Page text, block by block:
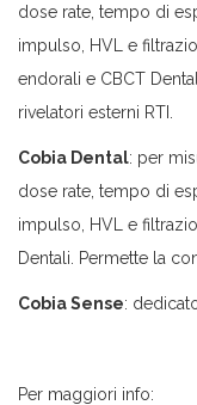
dose rate, tempo di
impulso, HVL e
endorali e CBCT
rivelatori esterni RTI.
Cobia Dental: per
dose rate, tempo di
impulso, HVL e
Dentali. Permette la
Cobia Sense:
Per maggiori info: